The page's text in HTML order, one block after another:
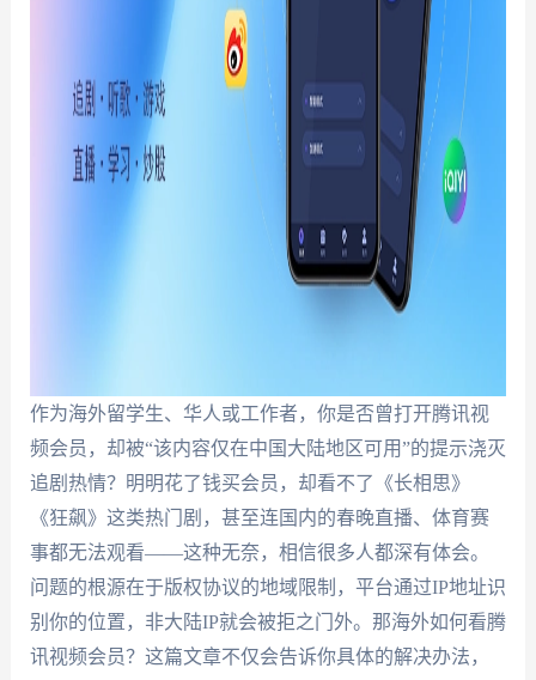
作为海外留学生、华人或工作者，你是否曾打开腾讯视
频会员，却被“该内容仅在中国大陆地区可用”的提示浇灭
追剧热情？明明花了钱买会员，却看不了《长相思》
《狂飙》这类热门剧，甚至连国内的春晚直播、体育赛
事都无法观看——这种无奈，相信很多人都深有体会。
问题的根源在于版权协议的地域限制，平台通过IP地址识
别你的位置，非大陆IP就会被拒之门外。那海外如何看腾
讯视频会员？这篇文章不仅会告诉你具体的解决办法，